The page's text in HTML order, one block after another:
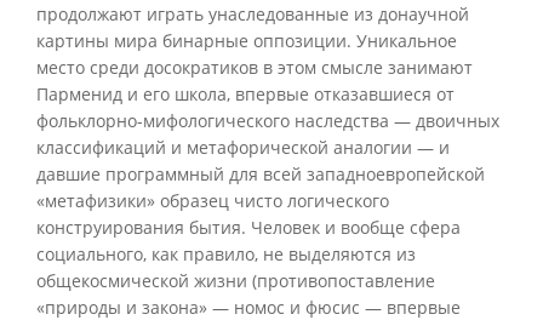
продолжают играть унаследованные из донаучной
картины мира бинарные оппозиции. Уникальное
место среди досократиков в этом смысле занимают
Парменид и его школа, впервые отказавшиеся от
фольклорно-мифологического наследства — двоичных
классификаций и метафорической аналогии — и
давшие программный для всей западноевропейской
«метафизики» образец чисто логического
конструирования бытия. Человек и вообще сфера
социального, как правило, не выделяются из
общекосмической жизни (противопоставление
«природы и закона» — номос и фюсис — впервые